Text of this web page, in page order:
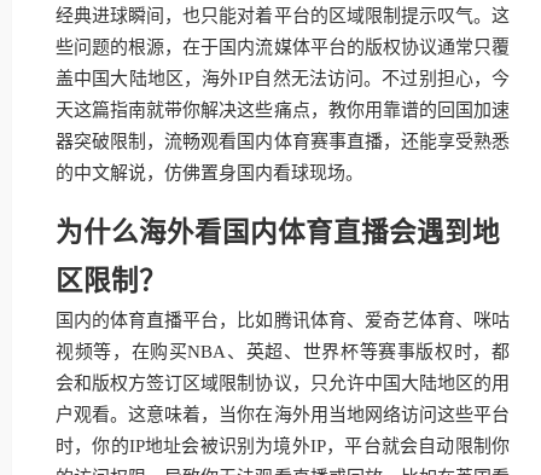
经典进球瞬间，也只能对着平台的区域限制提示叹气。这
些问题的根源，在于国内流媒体平台的版权协议通常只覆
盖中国大陆地区，海外IP自然无法访问。不过别担心，今
天这篇指南就带你解决这些痛点，教你用靠谱的回国加速
器突破限制，流畅观看国内体育赛事直播，还能享受熟悉
的中文解说，仿佛置身国内看球现场。
为什么海外看国内体育直播会遇到地
区限制？
国内的体育直播平台，比如腾讯体育、爱奇艺体育、咪咕
视频等，在购买NBA、英超、世界杯等赛事版权时，都
会和版权方签订区域限制协议，只允许中国大陆地区的用
户观看。这意味着，当你在海外用当地网络访问这些平台
时，你的IP地址会被识别为境外IP，平台就会自动限制你